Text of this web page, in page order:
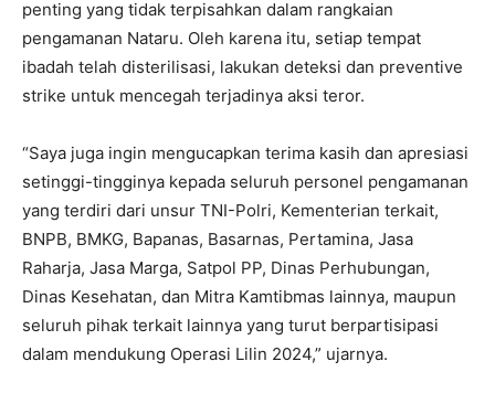
penting yang tidak terpisahkan dalam rangkaian
pengamanan Nataru. Oleh karena itu, setiap tempat
ibadah telah disterilisasi, lakukan deteksi dan preventive
strike untuk mencegah terjadinya aksi teror.
“Saya juga ingin mengucapkan terima kasih dan apresiasi
setinggi-tingginya kepada seluruh personel pengamanan
yang terdiri dari unsur TNI-Polri, Kementerian terkait,
BNPB, BMKG, Bapanas, Basarnas, Pertamina, Jasa
Raharja, Jasa Marga, Satpol PP, Dinas Perhubungan,
Dinas Kesehatan, dan Mitra Kamtibmas lainnya, maupun
seluruh pihak terkait lainnya yang turut berpartisipasi
dalam mendukung Operasi Lilin 2024,” ujarnya.